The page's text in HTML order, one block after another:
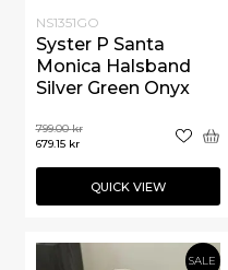
NS1351GO
Syster P Santa
Monica Halsband
Silver Green Onyx
799.00kr
679.15 kr
QUICK VIEW
SALE